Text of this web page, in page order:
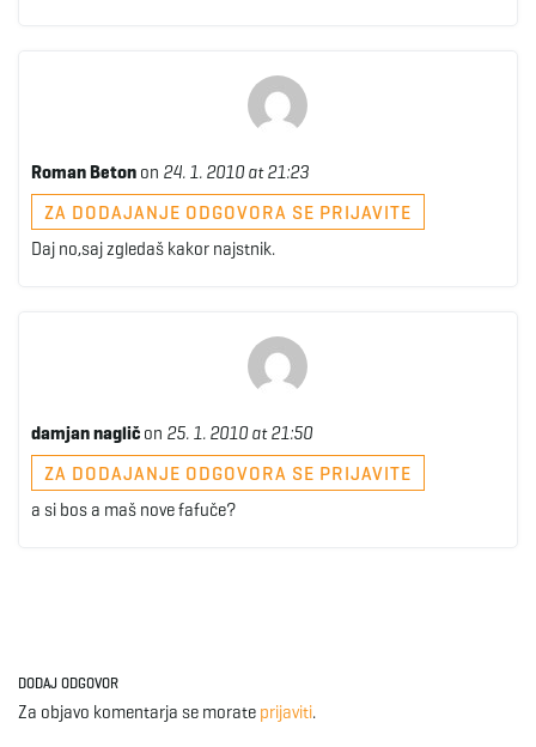
Roman Beton on 24. 1. 2010 at 21:23
ZA DODAJANJE ODGOVORA SE PRIJAVITE
Daj no,saj zgledaš kakor najstnik.
damjan naglič on 25. 1. 2010 at 21:50
ZA DODAJANJE ODGOVORA SE PRIJAVITE
a si bos a maš nove fafuče?
DODAJ ODGOVOR
Za objavo komentarja se morate prijaviti.